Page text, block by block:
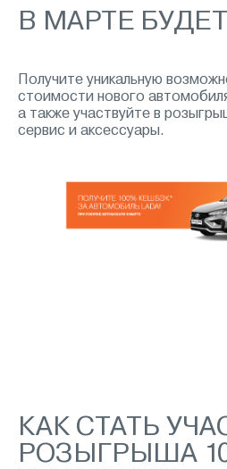
В МАРТЕ
Получите уникальную
стоимости нового
а также участвуйте в
сервис и аксессуары.
КАК СТАТЬ
РОЗЫГРЫША